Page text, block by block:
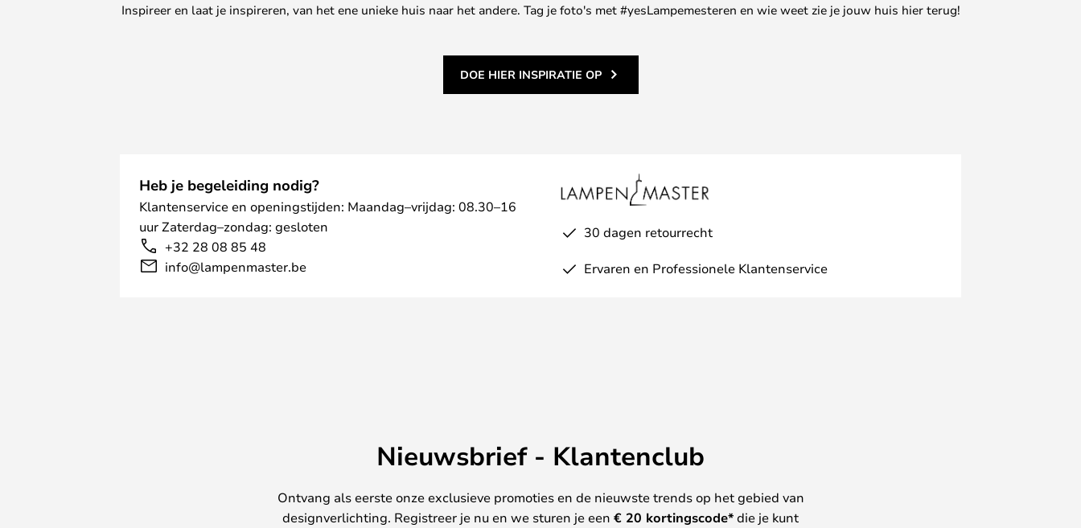
Inspireer en laat je inspireren, van het ene unieke huis naar het andere. Tag je foto's met #yesLampemesteren en wie weet zie je jouw huis hier terug!
DOE HIER INSPIRATIE OP
Heb je begeleiding nodig?
Klantenservice en openingstijden: Maandag–vrijdag: 08.30–16
uur Zaterdag–zondag: gesloten
+32 28 08 85 48
info@lampenmaster.be
30 dagen retourrecht
Ervaren en Professionele Klantenservice
Nieuwsbrief - Klantenclub
Ontvang als eerste onze exclusieve promoties en de nieuwste trends op het gebied van
designverlichting. Registreer je nu en we sturen je een € 20 kortingscode*die je kunt